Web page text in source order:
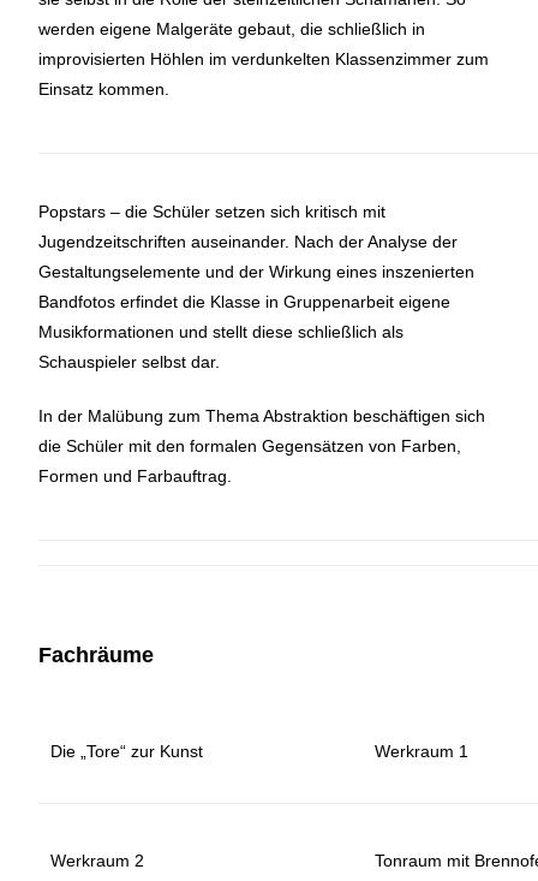
werden eigene Malgeräte gebaut, die schließlich in
improvisierten Höhlen im verdunkelten Klassenzimmer zum
Einsatz kommen.
Popstars – die Schüler setzen sich kritisch mit
Jugendzeitschriften auseinander. Nach der Analyse der
Gestaltungselemente und der Wirkung eines inszenierten
Bandfotos erfindet die Klasse in Gruppenarbeit eigene
Musikformationen und stellt diese schließlich als
Schauspieler selbst dar.
In der Malübung zum Thema Abstraktion beschäftigen sich
die Schüler mit den formalen Gegensätzen von Farben,
Formen und Farbauftrag.
Fachräume
Die „Tore“ zur Kunst Werkraum 1
Werkraum 2
Tonraum mit